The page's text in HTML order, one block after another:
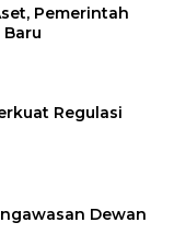
Pemerintah
Regulasi
Dewan